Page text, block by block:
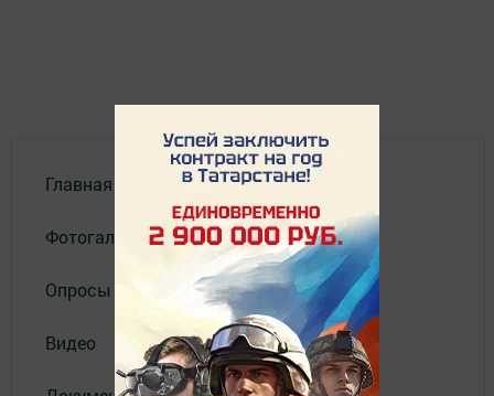
Главная
Фотогалереи
Опросы
Видео